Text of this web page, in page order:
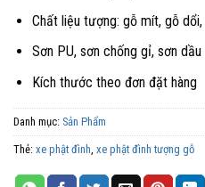
Chất liệu tượng: gỗ mít, gỗ
Sơn PU, sơn chống gỉ, sơn dầu
Kích thước theo đơn đặt hàng
Danh mục: Sản Phẩm
Thẻ: xe phật đình xe phật đình tượng gỗ